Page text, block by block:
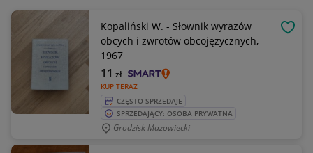
Kopaliński W. - Słownik wyrazów
obcych i zwrotów obcojęzycznych,
1967
KUP TERAZ
11 zł
CZĘSTO SPRZEDAJE
SPRZEDAJĄCY: OSOBA PRYWATNA
Grodzisk Mazowiecki